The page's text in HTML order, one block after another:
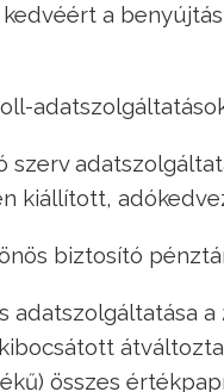
a
szerv
kiállított,
biztosító
adatszolgáltatása
összes